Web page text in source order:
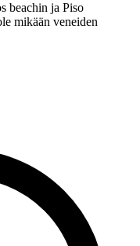
beachin ja Piso
mikään veneiden